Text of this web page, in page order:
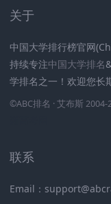
关于
中国大学排行榜官网
持续专注中国大学排名
学排名之一！欢迎您长
©ABC排名 · 艾布斯
联系
Email：